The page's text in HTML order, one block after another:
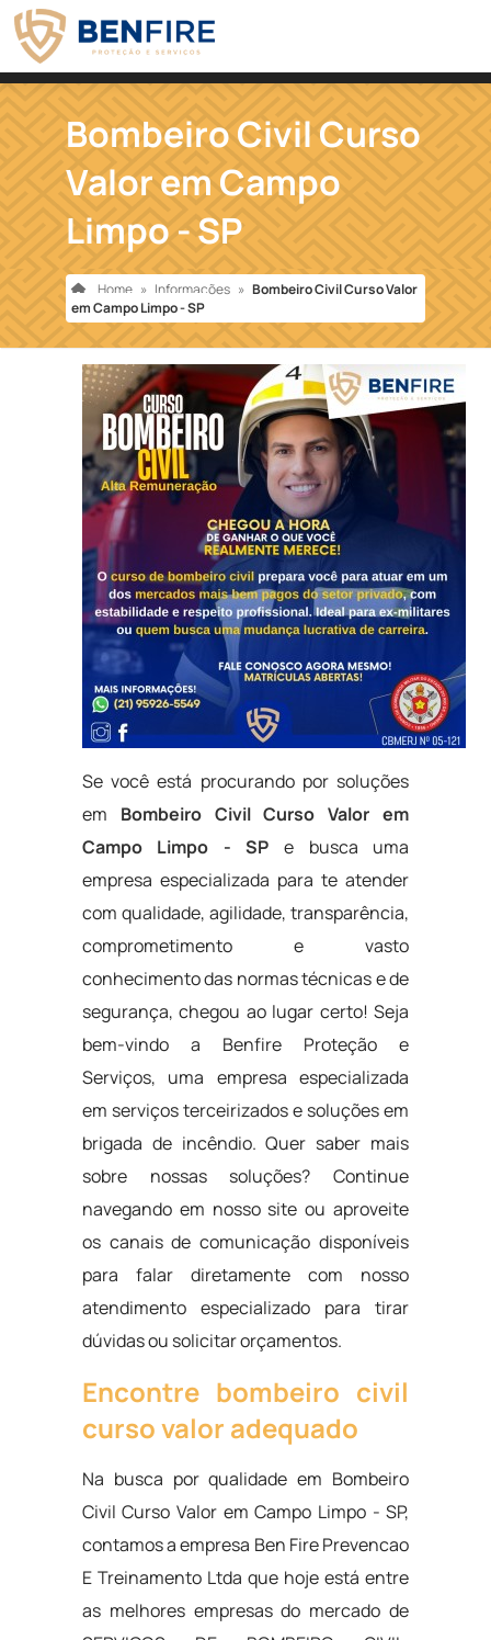
Bombeiro Civil Curso
Valor em Campo
Limpo - SP
Home » Informações » Bombeiro Civil Curso Valor
em Campo Limpo - SP
Se você está procurando por soluções
em Bombeiro Civil Curso Valor em
Campo Limpo - SP e busca uma
empresa especializada para te atender
com qualidade, agilidade, transparência,
comprometimento e vasto
conhecimento das normas técnicas e de
segurança, chegou ao lugar certo! Seja
bem-vindo a Benfire Proteção e
Serviços, uma empresa especializada
em serviços terceirizados e soluções em
brigada de incêndio. Quer saber mais
sobre nossas soluções? Continue
navegando em nosso site ou aproveite
os canais de comunicação disponíveis
para falar diretamente com nosso
atendimento especializado para tirar
dúvidas ou solicitar orçamentos.
Encontre bombeiro civil
curso valor adequado
Na busca por qualidade em Bombeiro
Civil Curso Valor em Campo Limpo - SP,
contamos a empresa Ben Fire Prevencao
E Treinamento Ltda que hoje está entre
as melhores empresas do mercado de